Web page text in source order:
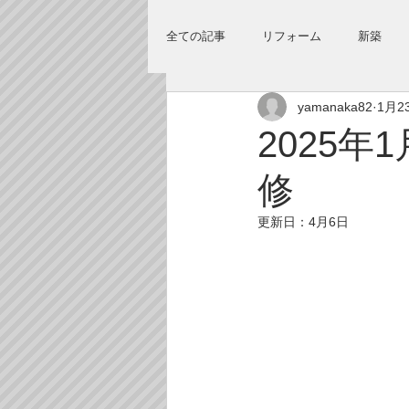
全ての記事 リフォーム 新築
2025年
修
yamanaka82 1月
更新日： 4月6日